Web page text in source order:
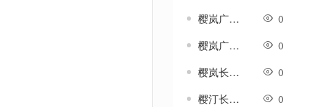
樱岚广坡代号-传奇地图素材 0
樱岚广甸代号-传奇地图素材 0
樱岚长坡代号-传奇地图素材 0
樱汀长坡代号-传奇地图素材 0